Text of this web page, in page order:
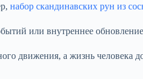
набор скандинавских рун из
или внутреннее
движения, а жизнь человека